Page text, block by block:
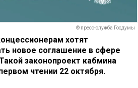
© пресс-служба Госдумы
хотят
новое соглашение в сфере
законопроект кабмина
чтении 22 октября.